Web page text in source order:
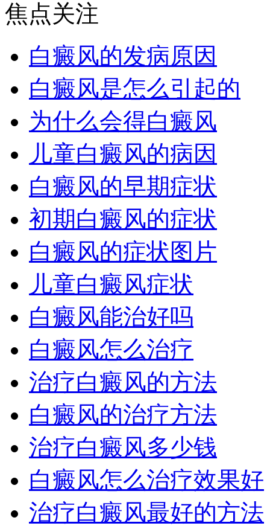
焦点关注
白癜风的发病原因
白癜风是怎么引起的
为什么会得白癜风
儿童白癜风的病因
白癜风的早期症状
初期白癜风的症状
白癜风的症状图片
儿童白癜风症状
白癜风能治好吗
白癜风怎么治疗
治疗白癜风的方法
白癜风的治疗方法
治疗白癜风多少钱
白癜风怎么治疗效果好
治疗白癜风最好的方法